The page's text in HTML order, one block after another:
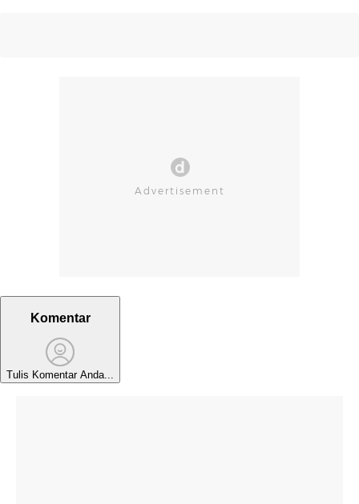
Komentar
Tulis Komentar Anda...